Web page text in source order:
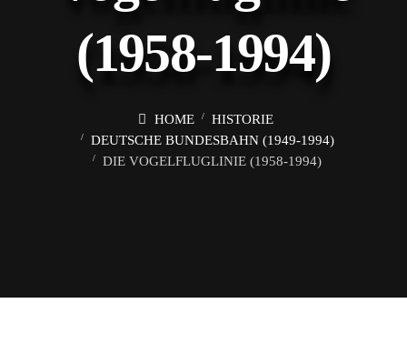
(1958-1994)
HOME
HISTORIE
DEUTSCHE BUNDESBAHN (1949-1994)
DIE VOGELFLUGLINIE (1958-1994)